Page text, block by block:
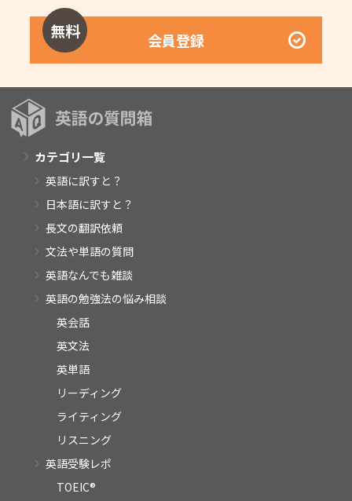
無料 会員登録
カテゴリ一覧
英語に訳すと？
日本語に訳すと？
長文の翻訳依頼
文法や単語の質問
英語なんでも雑談
英語の勉強法の悩み相談
英会話
英文法
英単語
リーディング
ライティング
リスニング
英語受験レポ
TOEIC®